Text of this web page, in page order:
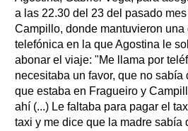
a las 22.30 del 23 del pasado
Campillo, donde mantuvieron una
telefónica en la que Agostina le
abonar el viaje: "Me llama por
necesitaba un favor, que no sabía
que estaba en Fragueiro y
ahí (...) Le faltaba para pagar el
taxi y me dice que la madre sabía